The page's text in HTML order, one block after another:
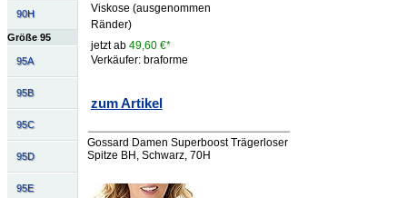
90H
Größe 95
95A
95B
95C
95D
95E
Viskose (ausgenommen
Ränder)
jetzt ab 49,60 €*
Verkäufer: braforme
zum Artikel
Gossard Damen Superboost Trägerloser
Spitze BH, Schwarz, 70H